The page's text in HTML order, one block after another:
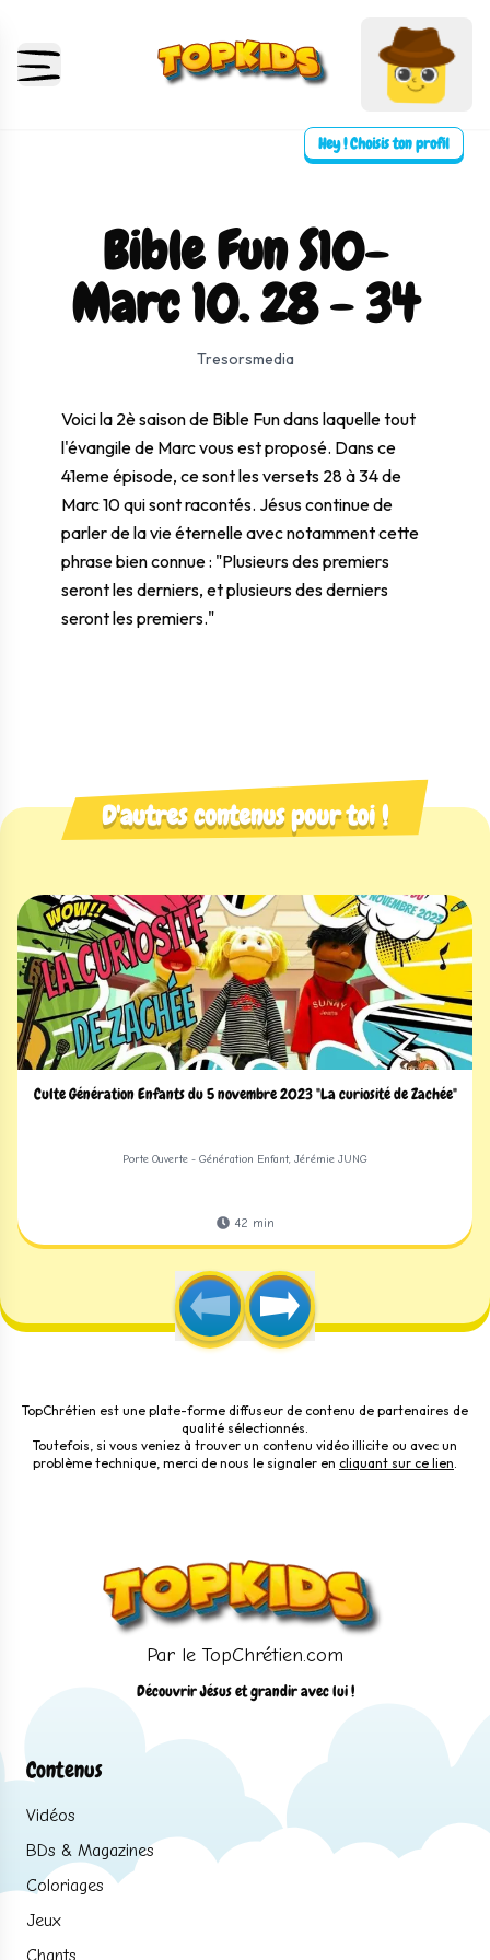
Hey ! Choisis ton profil
Bible Fun S10-
Marc 10. 28 - 34
Tresorsmedia
0:00
Voici la 2è saison de Bible Fun dans laquelle tout
l'évangile de Marc vous est proposé. Dans ce
41eme épisode, ce sont les versets 28 à 34 de
Marc 10qui sont racontés. Jésus continue de
parler de la vie éternelle avec notamment cette
phrase bien connue : "Plusieurs des premiers
seront les derniers, et plusieurs des derniers
seront les premiers."
D'autres contenus pour toi !
Culte Génération Enfants du 5 novembre 2023 "La curiosité de Zachée"
Porte Ouverte - Génération Enfant, Jérémie JUNG
42 min
TopChrétien est une plate-forme diffuseur de contenu de partenaires de
qualité sélectionnés.
Toutefois, si vous veniez à trouver un contenu vidéo illicite ou avec un
problème technique, merci de nous le signaler en cliquant sur ce lien.
Par le TopChrétien.com
Découvrir Jésus et grandir avec lui !
Contenus
Vidéos
BDs & Magazines
Coloriages
Jeux
Chants